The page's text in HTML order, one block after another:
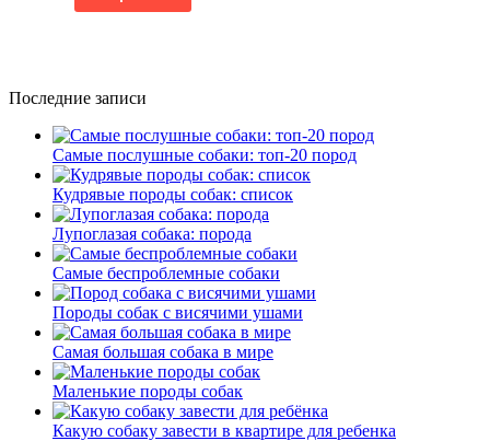
Последние записи
Самые послушные собаки: топ-20 пород
Кудрявые породы собак: список
Лупоглазая собака: порода
Самые беспроблемные собаки
Породы собак с висячими ушами
Самая большая собака в мире
Маленькие породы собак
Какую собаку завести в квартире для ребенка